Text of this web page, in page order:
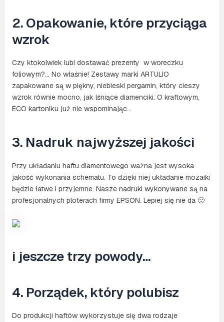
2. Opakowanie, które przyciąga
wzrok
Czy ktokolwiek lubi dostawać prezenty w woreczku
foliowym?… No właśnie! Zestawy marki ARTULIO
zapakowane są w piękny, niebieski pergamin, który cieszy
wzrok równie mocno, jak lśniące diamenciki. O kraftowym,
ECO kartoniku już nie wspominając…
3. Nadruk najwyższej jakości
Przy układaniu haftu diamentowego ważna jest wysoka
jakość wykonania schematu. To dzięki niej układanie mozaiki
będzie łatwe i przyjemne. Nasze nadruki wykonywane są na
profesjonalnych ploterach firmy EPSON. Lepiej się nie da 🙂
i jeszcze trzy powody…
4. Porządek, który polubisz
Do produkcji haftów wykorzystuje się dwa rodzaje